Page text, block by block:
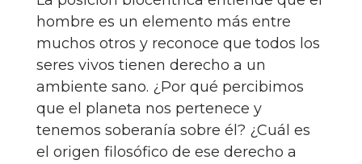
hombre es un elemento más entre
muchos otros y reconoce que todos los
seres vivos tienen derecho a un
ambiente sano. ¿Por qué percibimos
que el planeta nos pertenece y
tenemos soberanía sobre él? ¿Cuál es
el origen filosófico de ese derecho a